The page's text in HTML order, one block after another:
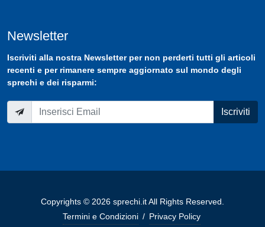
Newsletter
Iscriviti alla nostra Newsletterper non perderti tutti gli articoli
recenti e per rimanere sempre aggiornato sul mondo degli
sprechi e dei risparmi:
Iscriviti
Copyrights © 2026 sprechi.it All Rights Reserved.
Termini e Condizioni / Privacy Policy